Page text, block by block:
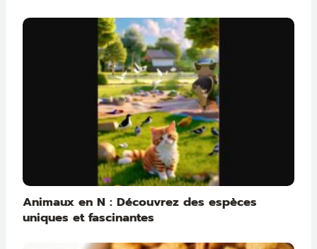
Animaux en N : Découvrez des espèces
uniques et fascinantes